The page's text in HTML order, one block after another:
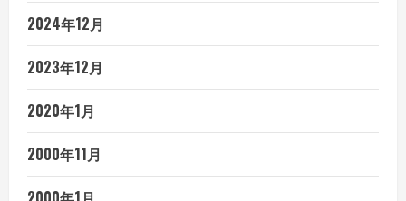
2024年12月
2023年12月
2020年1月
2000年11月